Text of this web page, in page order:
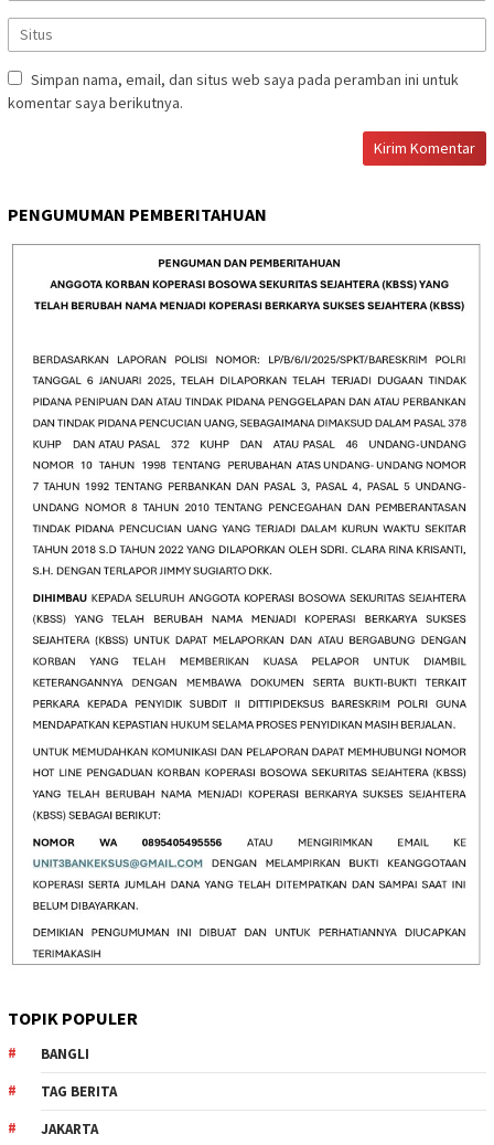
Simpan nama, email, dan situs web saya pada peramban ini untuk
komentar saya berikutnya.
PENGUMUMAN PEMBERITAHUAN
TOPIK POPULER
BANGLI
TAG BERITA
JAKARTA